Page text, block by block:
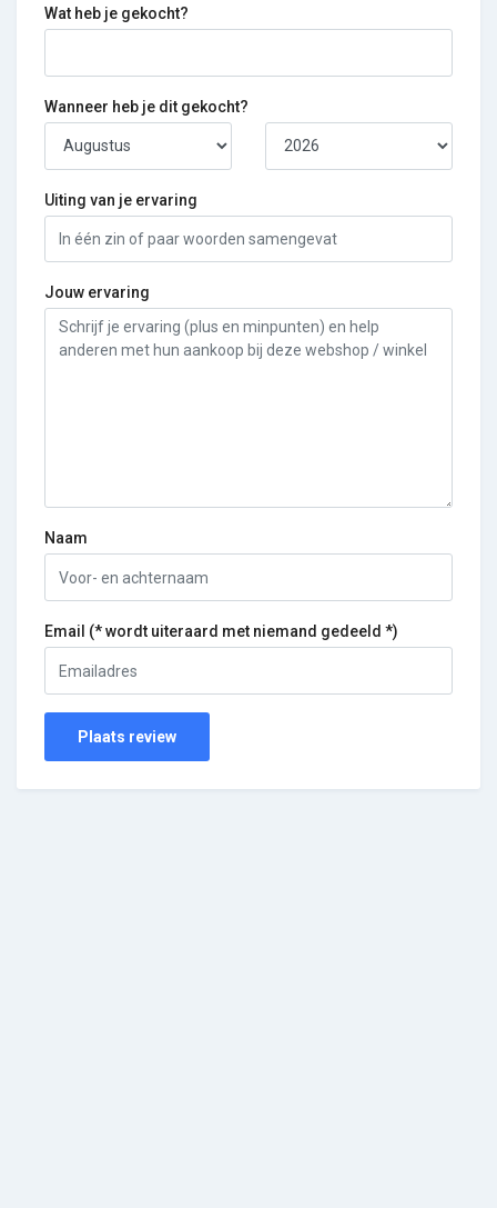
Wat heb je gekocht?
Wanneer heb je dit gekocht?
Uiting van je ervaring
Jouw ervaring
Naam
Email (* wordt uiteraard met niemand gedeeld *)
Plaats review